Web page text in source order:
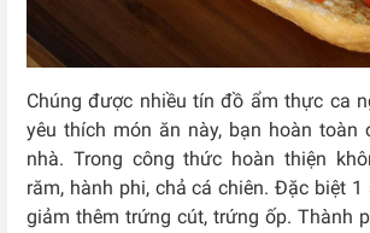
Chúng được nhiều tín đồ ẩm thực ca
yêu thích món ăn này, bạn hoàn toàn
nhà. Trong công thức hoàn thiện
răm, hành phi, chả cá chiên. Đặc biệt
giảm thêm trứng cút, trứng ốp. Thành